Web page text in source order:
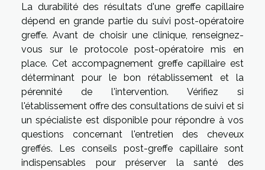
La durabilité des résultats d'une greffe capillaire
dépend en grande partie du suivi post-opératoire
greffe. Avant de choisir une clinique, renseignez-
vous sur le protocole post-opératoire mis en
place. Cet accompagnement greffe capillaire est
déterminant pour le bon rétablissement et la
pérennité de l'intervention. Vérifiez si
l'établissement offre des consultations de suivi et si
un spécialiste est disponible pour répondre à vos
questions concernant l'entretien des cheveux
greffés. Les conseils post-greffe capillaire sont
indispensables pour préserver la santé des